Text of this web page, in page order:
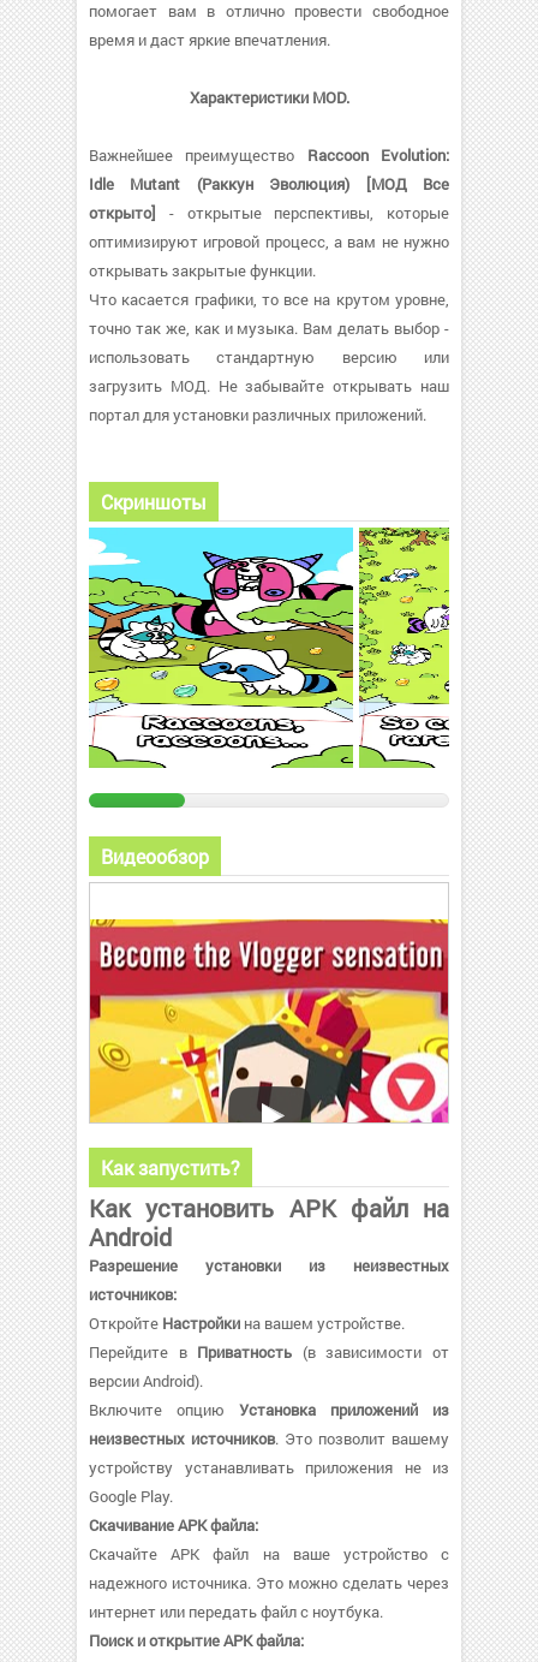
помогает вам в отлично провести свободное
время и даст яркие впечатления.
Характеристики MOD.
Важнейшее преимущество Raccoon Evolution:
Idle Mutant (Раккун Эволюция) [МОД Все
открыто] - открытые перспективы, которые
оптимизируют игровой процесс, а вам не нужно
открывать закрытые функции.
Что касается графики, то все на крутом уровне,
точно так же, как и музыка. Вам делать выбор -
использовать стандартную версию или
загрузить МОД. Не забывайте открывать наш
портал для установки различных приложений.
Скриншоты
Видеообзор
Как запустить?
Как установить APK файл на
Android
Разрешение установки из неизвестных
источников:
Откройте Настройки на вашем устройстве.
Перейдите в Приватность (в зависимости от
версии Android).
Включите опцию Установка приложений из
неизвестных источников. Это позволит вашему
устройству устанавливать приложения не из
Google Play.
Скачивание APK файла:
Скачайте APK файл на ваше устройство с
надежного источника. Это можно сделать через
интернет или передать файл с ноутбука.
Поиск и открытие APK файла: